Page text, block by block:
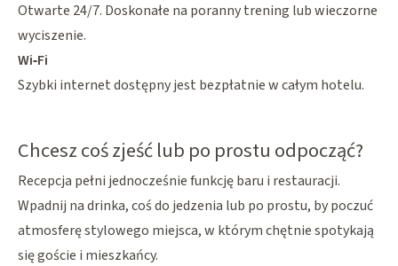
Otwarte 24/7. Doskonałe na poranny trening lub wieczorne
wyciszenie.
Wi‑Fi
Szybki internet dostępny jest bezpłatnie w całym hotelu.
Chcesz coś zjeść lub po prostu odpocząć?
Recepcja pełni jednocześnie funkcję baru i restauracji.
Wpadnij na drinka, coś do jedzenia lub po prostu, by poczuć
atmosferę stylowego miejsca, w którym chętnie spotykają
się goście i mieszkańcy.